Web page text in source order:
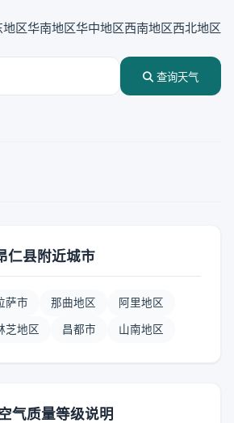
区华南地区华中地区西南地区西北地区
查询天气
仁县附近城市
萨市 那曲地区 阿里地区
芝地区 昌都市 山南地区
气质量等级说明